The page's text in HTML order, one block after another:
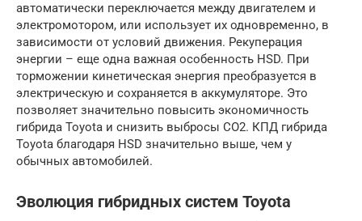
автоматически переключается между двигателем и
электромотором, или использует их одновременно, в
зависимости от условий движения. Рекуперация
энергии – еще одна важная особенность HSD. При
торможении кинетическая энергия преобразуется в
электрическую и сохраняется в аккумуляторе. Это
позволяет значительно повысить экономичность
гибрида Toyota и снизить выбросы CO2. КПД гибрида
Toyota благодаря HSD значительно выше, чем у
обычных автомобилей.
Эволюция гибридных систем Toyota